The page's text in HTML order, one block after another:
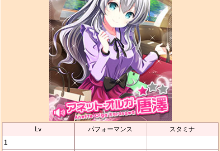
Lv パフォーマンス
スタミナ
1